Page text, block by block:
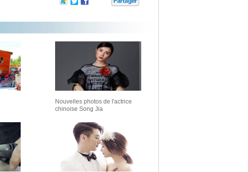
Nouvelles photos de l'actrice
chinoise Song Jia